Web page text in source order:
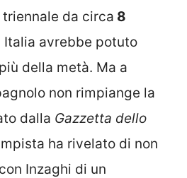
da circa 8
Italia avrebbe potuto
della metà. Ma a
non rimpiange la
dalla Gazzetta dello
ha rivelato di non
Inzaghi di un